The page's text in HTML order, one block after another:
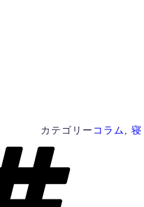
カテゴリー コラム , 寝